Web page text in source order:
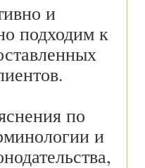
и
подходим к
по
и